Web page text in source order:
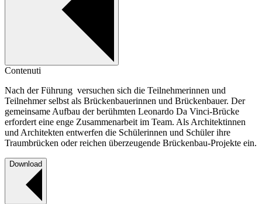
Contenuti
Nach der Führung versuchen sich die Teilnehmerinnen und
Teilnehmer selbst als Brückenbauerinnen und Brückenbauer. Der
gemeinsame Aufbau der berühmten Leonardo Da Vinci-Brücke
erfordert eine enge Zusammenarbeit im Team. Als Architektinnen
und Architekten entwerfen die Schülerinnen und Schüler ihre
Traumbrücken oder reichen überzeugende Brückenbau-Projekte ein.
Download